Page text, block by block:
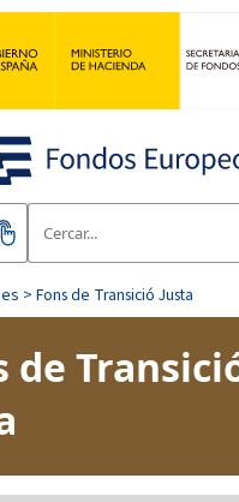
> Fons de Transició Justa
de